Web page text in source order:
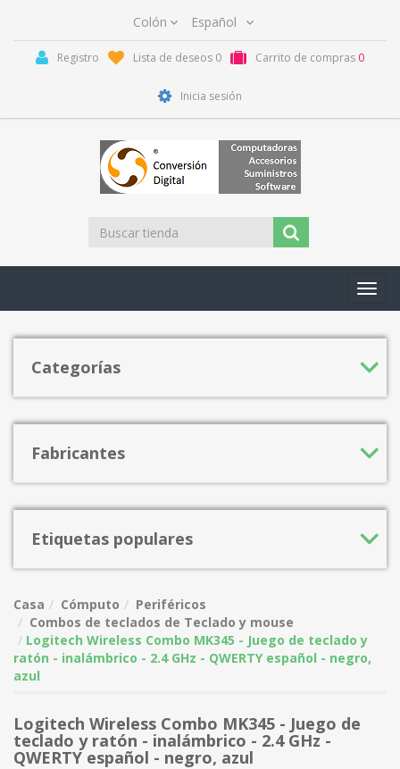
Registro Lista de deseos 0 Carrito de compras 0
Inicia sesión
Categorías
Fabricantes
Etiquetas populares
Casa Cómputo
Periféricos
Combos de teclados de Teclado y mouse
Logitech Wireless Combo MK345 - Juego de teclado y
ratón - inalámbrico - 2.4 GHz - QWERTY español - negro,
azul
Logitech Wireless Combo MK345 - Juego de
teclado y ratón - inalámbrico - 2.4 GHz -
QWERTY español - negro, azul